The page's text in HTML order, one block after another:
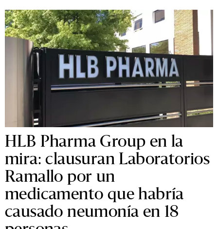
HLB Pharma Group en la
mira: clausuran Laboratorios
Ramallo por un
medicamento que habría
causado neumonía en 18